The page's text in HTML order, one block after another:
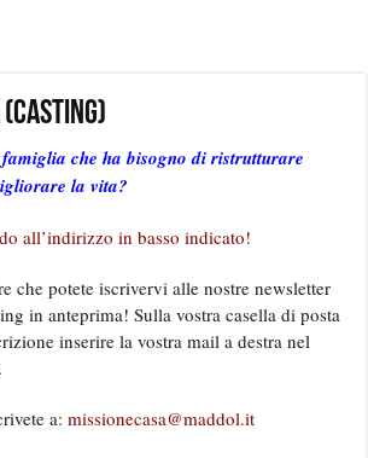
(Casting)
famiglia che ha bisogno di ristrutturare
la vita?
all’indirizzo in basso indicato!
che potete iscrivervi alle nostre newsletter
in anteprima! Sulla vostra casella di posta
inserire la vostra mail a destra nel
a:missionecasa@maddol.it